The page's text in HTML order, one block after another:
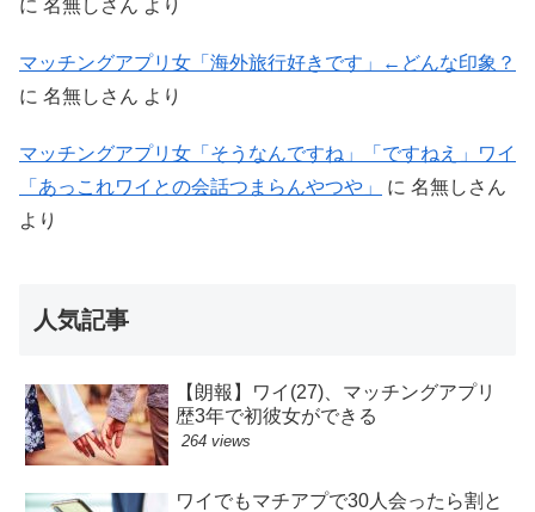
に 名無しさん より
マッチングアプリ女「海外旅行好きです」←どんな印象？
に 名無しさん より
マッチングアプリ女「そうなんですね」「ですねえ」ワイ
「あっこれワイとの会話つまらんやつや」
に 名無しさん
より
人気記事
【朗報】ワイ(27)、マッチングアプリ
歴3年で初彼女ができる
264 views
ワイでもマチアプで30人会ったら割と